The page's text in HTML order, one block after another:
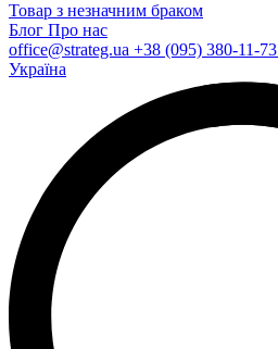
Товар з незначним браком
Блог Про нас
office@strateg.ua +38 (095) 380-11-73
Україна